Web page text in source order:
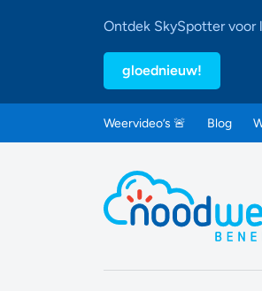
Ontdek SkySpotter voor
gloednieuw!
Weervideo’s 🚨 Blog